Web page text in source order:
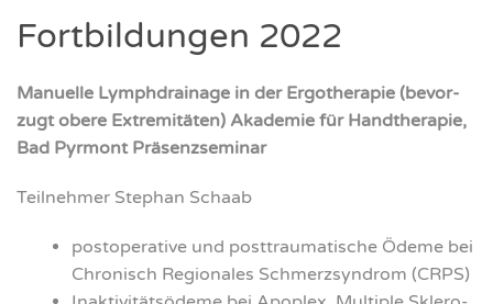
Fort­bil­dun­gen 2022
Manu­el­le Lymph­drai­na­ge in der Ergo­the­ra­pie (bevor­
zugt obe­re Extre­mi­tä­ten) Aka­de­mie für Hand­the­ra­pie,
Bad Pyr­mont Prä­senz­se­mi­nar
Teil­neh­mer Ste­phan Schaab
post­ope­ra­ti­ve und post­trau­ma­ti­sche Öde­me bei
Chro­nisch Regio­na­les Schmerz­syn­drom (CRPS)